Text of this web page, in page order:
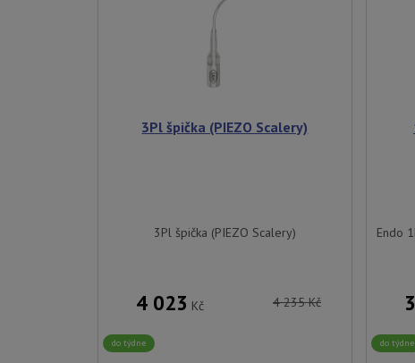
3Pl špička (PIEZO Scalery)
3Pl špička (PIEZO Scalery)
4 023 Kč 4 235 Kč
do týdne
Endo
do týdne